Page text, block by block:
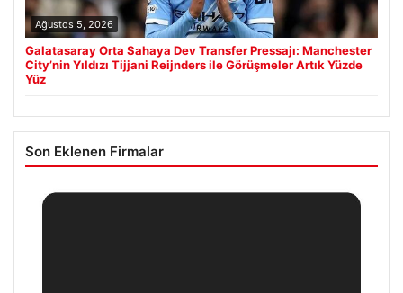
Ağustos 5, 2026
Galatasaray Orta Sahaya Dev Transfer Pressajı: Manchester
City’nin Yıldızı Tijjani Reijnders ile Görüşmeler Artık Yüzde
Yüz
Son Eklenen Firmalar